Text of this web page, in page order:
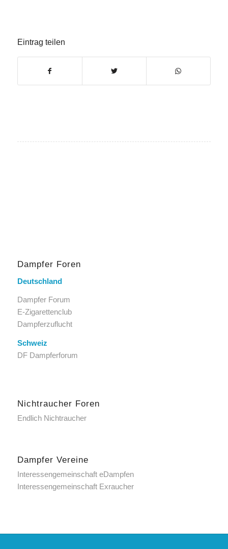
Eintrag teilen
Dampfer Foren
Deutschland
Dampfer Forum
E-Zigarettenclub
Dampferzuflucht
Schweiz
DF Dampferforum
Nichtraucher Foren
Endlich Nichtraucher
Dampfer Vereine
Interessengemeinschaft eDampfen
Interessengemeinschaft Exraucher